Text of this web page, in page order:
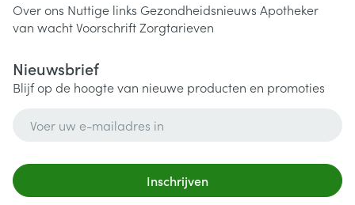
Over ons Nuttige links Gezondheidsnieuws Apotheker
van wachtVoorschriftZorgtarieven
Nieuwsbrief
Blijf op de hoogte van nieuwe producten en promoties
Inschrijven